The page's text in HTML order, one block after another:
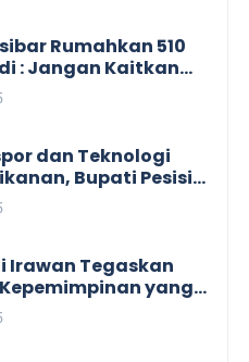
Rumahkan 510
: Jangan Kaitkan
Politik
dan Teknologi
Bupati Pesisir
Terkait Sister City
Irawan Tegaskan
yang
Masyarakat
Koordinasi OPD